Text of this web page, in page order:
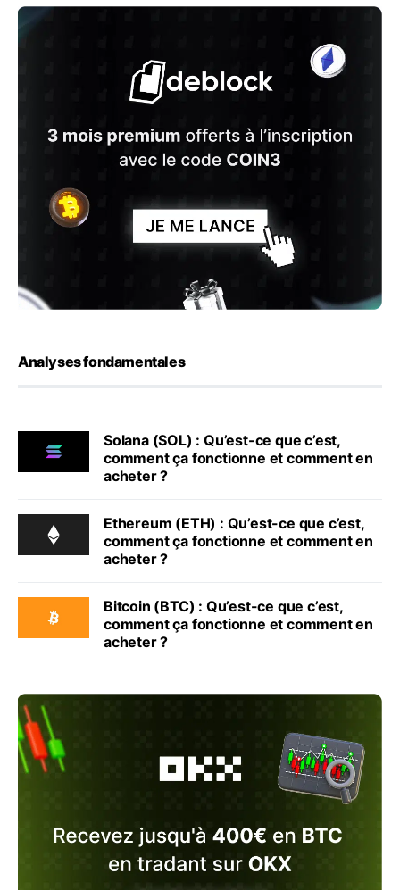
Analyses fondamentales
Solana (SOL) : Qu’est-ce que c’est,
comment ça fonctionne et comment en
acheter ?
Ethereum (ETH) : Qu’est-ce que c’est,
comment ça fonctionne et comment en
acheter ?
Bitcoin (BTC) : Qu’est-ce que c’est,
comment ça fonctionne et comment en
acheter ?